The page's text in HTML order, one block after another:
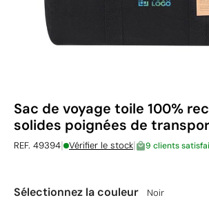
Sac de voyage toile 100%
solides poignées de
REF. 49394| Vérifier le stock| 9 clients
Sélectionnez la couleur Noir